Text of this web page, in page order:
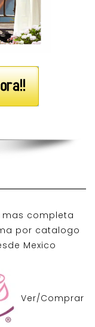
mas completa
por catalogo
Mexico
Ver/Comprar